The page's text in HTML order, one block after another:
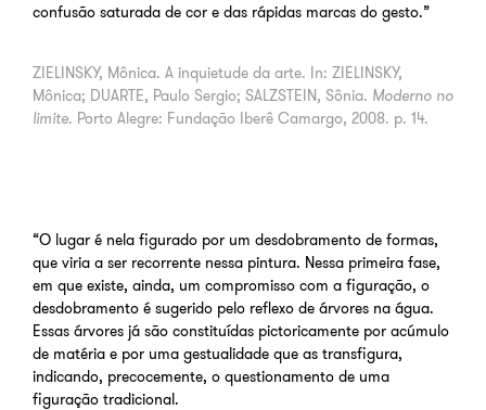
confusão saturada de cor e das rápidas marcas do gesto.”
ZIELINSKY, Mônica. A inquietude da arte. In: ZIELINSKY,
Mônica; DUARTE, Paulo Sergio; SALZSTEIN, Sônia. Moderno no
limite. Porto Alegre: Fundação Iberê Camargo, 2008. p. 14.
“O lugar é nela figurado por um desdobramento de formas,
que viria a ser recorrente nessa pintura. Nessa primeira fase,
em que existe, ainda, um compromisso com a figuração, o
desdobramento é sugerido pelo reflexo de árvores na água.
Essas árvores já são constituídas pictoricamente por acúmulo
de matéria e por uma gestualidade que as transfigura,
indicando, precocemente, o questionamento de uma
figuração tradicional.